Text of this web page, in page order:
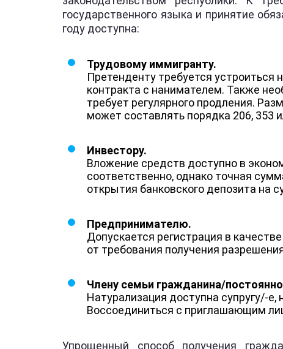
государственного языка и принятие
году доступна:
Трудовому иммигранту.
Претенденту требуется
контракта с нанимателем. Также
требует регулярного продления.
может составлять порядка 206, 353
Инвестору.
Вложение средств доступно в
соответственно, однако точная
открытия банковского депозита на
Предпринимателю.
Допускается регистрация в
от требования получения
Члену семьи гражданина/
Натурализация доступна супругу/-
Воссоединиться с приглашающим
Упрощенный способ получения